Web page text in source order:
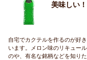
美味しい
自宅でカクテルを作るのが好
います。メロン味のリキュー
のや、有名な銘柄などを知り